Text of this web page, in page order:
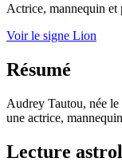
Actrice, mannequin et
Voir le signe Lion
Résumé
Audrey Tautou, née
une actrice,
Lecture